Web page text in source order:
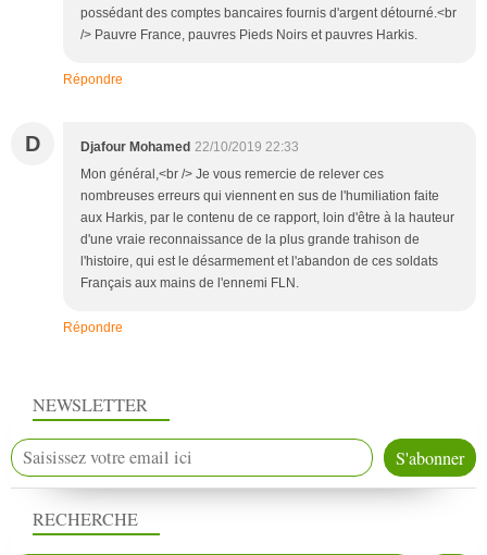
possédant des comptes bancaires fournis d'argent détourné.<br
/> Pauvre France, pauvres Pieds Noirs et pauvres Harkis.
Répondre
D Djafour Mohamed 22/10/2019 22:33
Mon général,<br /> Je vous remercie de relever ces
nombreuses erreurs qui viennent en sus de l'humiliation faite
aux Harkis, par le contenu de ce rapport, loin d'être à la hauteur
d'une vraie reconnaissance de la plus grande trahison de
l'histoire, qui est le désarmement et l'abandon de ces soldats
Français aux mains de l'ennemi FLN.
Répondre
NEWSLETTER
RECHERCHE